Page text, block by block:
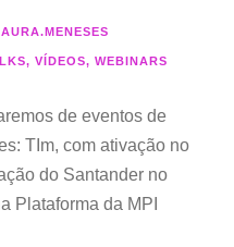
VÍDEOS, WEBINARS
de eventos de
TIm, com ativação no
do Santander no
Plataforma da MPI